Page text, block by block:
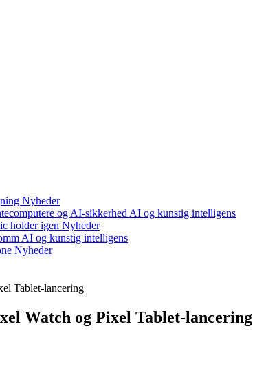
Nyheder
og AI-sikkerhed AI og kunstig intelligens
holder igen Nyheder
AI og kunstig intelligens
Nyheder
Tablet-lancering
Watch og Pixel Tablet-lancering